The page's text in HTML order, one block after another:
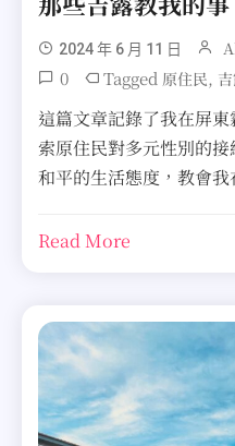
2024 年 6 月 11 日
0 Tagged 原住民,
這篇文章記錄了我在屏
索原住民對多元性別的
和平的生活態度，教會
Read More